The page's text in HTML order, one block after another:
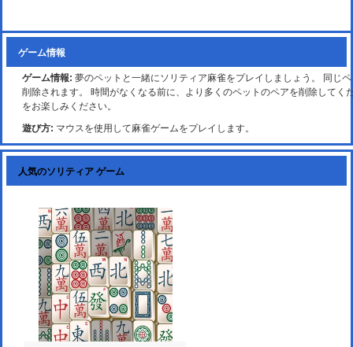
ゲーム情報
ゲーム情報: 夢のペットと一緒にソリティア麻雀をプレイしましょう。 同じ
削除されます。 時間がなくなる前に、より多くのペットのペアを削除してく
をお楽しみください。
遊び方: マウスを使用して麻雀ゲームをプレイします。
人気のソリティア ゲーム